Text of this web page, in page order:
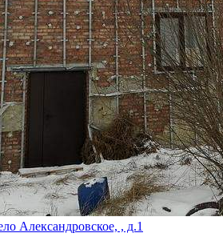
Александровское, , д.1